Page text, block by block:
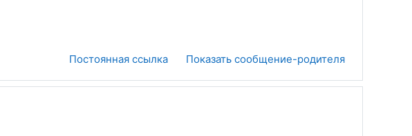
Постоянная ссылка
Показать сообщение-родителя